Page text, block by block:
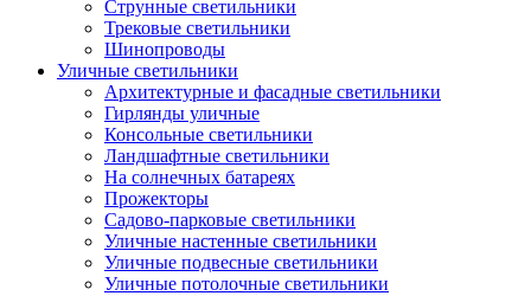
Струнные светильники
Трековые светильники
Шинопроводы
Уличные светильники
Архитектурные и фасадные светильники
Гирлянды уличные
Консольные светильники
Ландшафтные светильники
На солнечных батареях
Прожекторы
Садово-парковые светильники
Уличные настенные светильники
Уличные подвесные светильники
Уличные потолочные светильники